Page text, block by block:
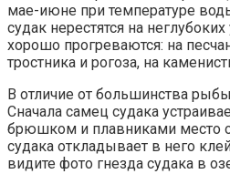
мае-июне при температуре
судак нерестятся на
хорошо прогреваются: на
тростника и рогоза, на
В отличие от большинства
Сначала самец судака
брюшком и плавниками место
судака откладывает в него
видите фото гнезда судака в